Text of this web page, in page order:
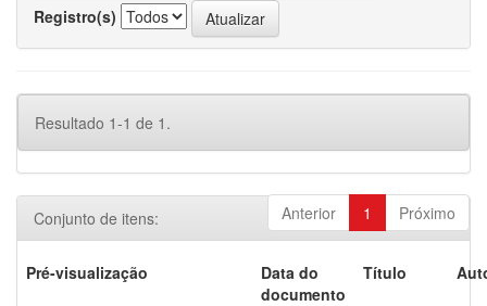
Registro(s)
Resultado 1-1 de 1.
Anterior 1 Próximo
Conjunto de itens:
Pré-visualização
Data do
documento
Título